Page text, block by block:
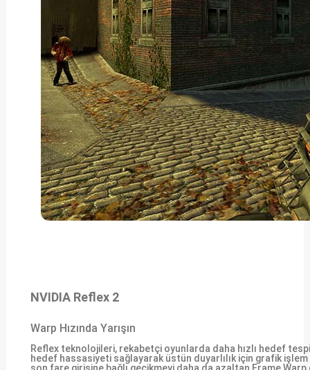
NVIDIA Reflex 2
Warp Hızında Yarışın
Reflex teknolojileri, rekabetçi oyunlarda daha hızlı hedef
hedef hassasiyeti sağlayarak üstün duyarlılık için grafik
son fare girişine bağlı gecikmeyi daha da azaltan Frame